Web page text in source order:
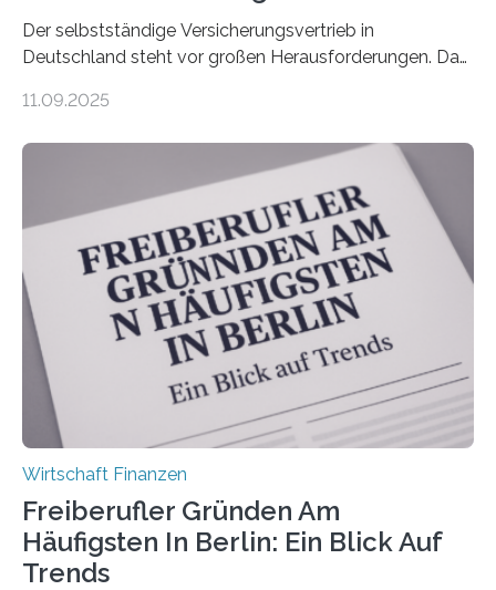
Der selbstständige Versicherungsvertrieb in
Deutschland steht vor großen Herausforderungen. Das
Dr. Matthias Beenken und Prof. Dr. Lukas Linnenbrink
Bundesverbands Deutscher Versicherungskaufleute e.V.
durchgeführt haben. Die Studie basiert auf den
Antworten von 1.440 selbstständigen
Versicherungsvertreter*innen und -makler*innen. Ein
Ergebnis: Deutlich mehr als die Hälfte der Befragten ist
über 50 Jahre alt und wird in den nächsten Jahren eine
Nachfolgeregelung benötigen. Aber nur ein Drittel hat
bereits Regelungen…
11.09.2025
Wirtschaft Finanzen
Freiberufler Gründen Am
Häufigsten In Berlin: Ein Blick Auf
Trends